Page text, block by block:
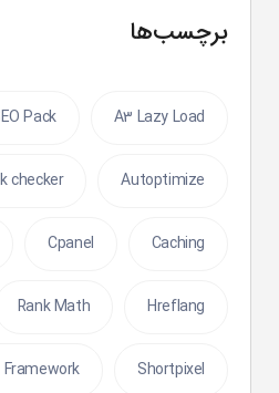
برچسب‌ها
A3 Lazy Load
Pack
Autoptimize
checker
Caching
Cpanel
Hreflang
Rank Math
Shortpixel
Framework